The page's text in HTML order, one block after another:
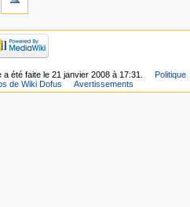
été faite le 21 janvier 2008 à 17:31.
Politique
de Wiki Dofus Avertissements